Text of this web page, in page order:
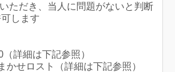
ただき、当人に問題がないと判断
します
詳細は下記参照）
かせロスト（詳細は下記参照）